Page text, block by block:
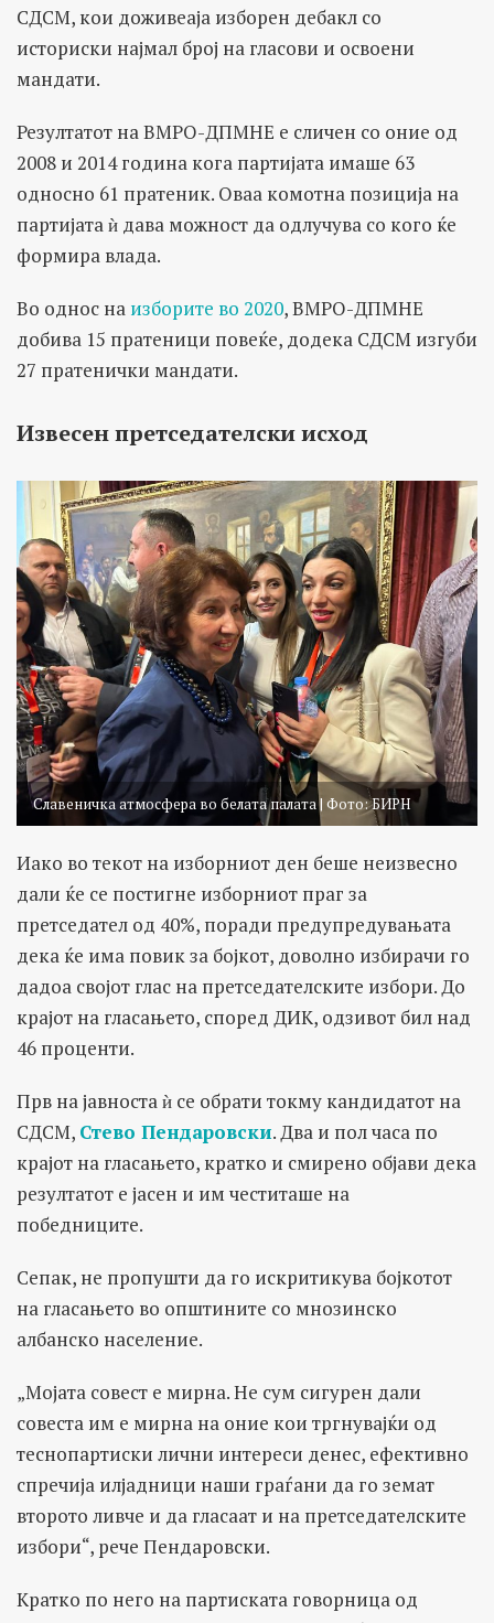
СДСМ, кои доживеаја изборен дебакл со
историски најмал број на гласови и освоени
мандати.
Резултатот на ВМРО-ДПМНЕ е сличен со оние од
2008 и 2014 година кога партијата имаше 63
односно 61 пратеник. Оваа комотна позиција на
партијата ѝ дава можност да одлучува со кого ќе
формира влада.
Во однос на изборите во 2020, ВМРО-ДПМНЕ
добива 15 пратеници повеќе, додека СДСМ изгуби
27 пратенички мандати.
Извесен претседателски исход
Славеничка атмосфера во белата палата | Фото: БИРН
Иако во текот на изборниот ден беше неизвесно
дали ќе се постигне изборниот праг за
претседател од 40%, поради предупредувањата
дека ќе има повик за бојкот, доволно избирачи го
дадоа својот глас на претседателските избори. До
крајот на гласањето, според ДИК, oдзивот бил над
46 проценти.
Прв на јавноста ѝ се обрати токму кандидатот на
СДСМ, Стево Пендаровски. Два и пол часа по
крајот на гласањето, кратко и смирено објави дека
резултатот е јасен и им честиташе на
победниците.
Сепак, не пропушти да го искритикува бојкотот
на гласањето во општините со мнозинско
албанско население.
„Мојата совест е мирна. Не сум сигурен дали
совеста им е мирна на оние кои тргнувајќи од
теснопартиски лични интереси денес, ефективно
спречија илјадници наши граѓани да го земат
второто ливче и да гласаат и на претседателските
избори“, рече Пендаровски.
Кратко по него на партиската говорница од